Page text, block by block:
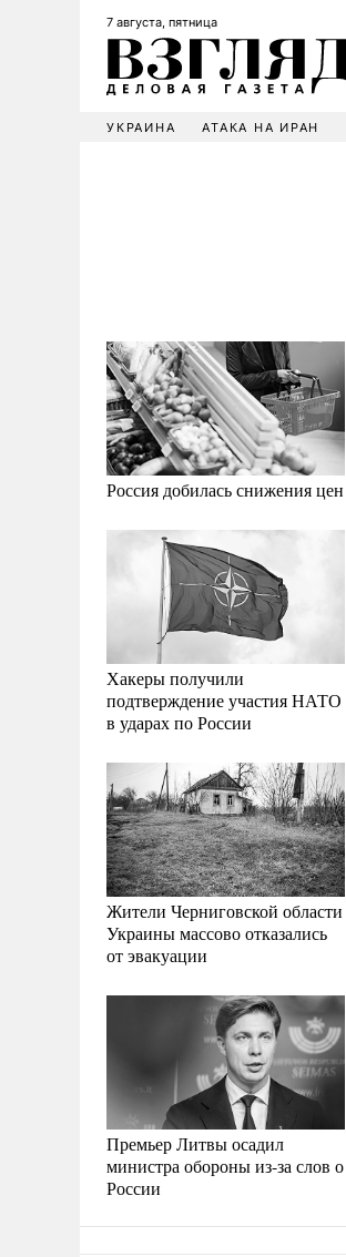
7 августа, пятница
УКРАИНА АТАКА НА ИРАН
Россия добилась снижения цен
Хакеры получили
подтверждение участия НАТО
в ударах по России
Жители Черниговской области
Украины массово отказались
от эвакуации
Премьер Литвы осадил
министра обороны из-за слов о
России